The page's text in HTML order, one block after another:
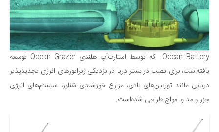
موسیقی
چهره‌ها
عکاسی و هنرهای تجسمی
کتاب و کتاب‌خوانی
تاریخ
معماری
علمی
Ocean Battery که توسط استارت‌آپ هلندی Ocean Grazer توسعه
یافته‌است، برای نصب در بستر دریا در نزدیکی ژنراتورهای انرژی تجدیدپذیر
دریایی مانند توربین‌های بادی، مزارع خورشیدی شناور، سیستم‌های انرژی
جزر و مد و امواج طراحی شده‌است.